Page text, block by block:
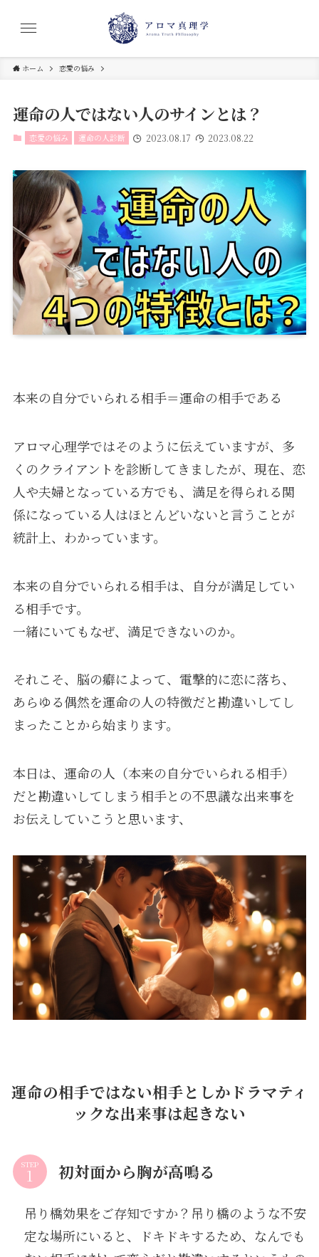
ホーム 恋愛の悩み
運命の人ではない人のサインとは？
恋愛の悩み 運命の人診断 2023.08.17 2023.08.22
本来の自分でいられる相手＝運命の相手である
アロマ心理学ではそのように伝えていますが、多
くのクライアントを診断してきましたが、現在、恋
人や夫婦となっている方でも、満足を得られる関
係になっている人はほとんどいないと言うことが
統計上、わかっています。
本来の自分でいられる相手は、自分が満足してい
る相手です。
一緒にいてもなぜ、満足できないのか。
それこそ、脳の癖によって、電撃的に恋に落ち、
あらゆる偶然を運命の人の特徴だと勘違いしてし
まったことから始まります。
本日は、運命の人（本来の自分でいられる相手）
だと勘違いしてしまう相手との不思議な出来事を
お伝えしていこうと思います、
運命の相手ではない相手としかドラマティ
ックな出来事は起きない
STEP 初対面から胸が高鳴る
吊り橋効果をご存知ですか？吊り橋のような不安
定な場所にいると、ドキドキするため、なんでも